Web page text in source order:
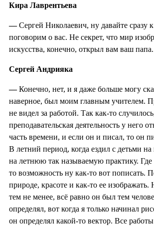
Кира Лаврентьева
—Сергей Николаевич, ну давайте сразу
поговорим о вас. Не секрет, что мир
искусства, конечно, открыл вам ваш
Сергей Андрияка
—Конечно, нет, и я даже больше могу
наверное, был моим главным учителем.
не видел за работой. Так как-то
преподавательская деятельность у него
часть времени, и если он и писал, то он
В летний период, когда ездил с детьми на
на летнюю так называемую практику. Где
то возможность ну как-то вот пописать.
природе, красоте и как-то ее изображать.
тем не менее, всё равно он был тем
определял, вот когда я только начинал
он определял какой-то вектор. Все